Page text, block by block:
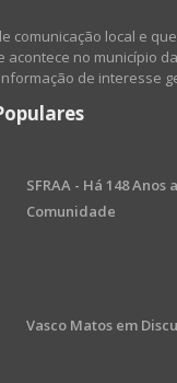
comunicação local e
acontece no município
de interesse
SFRAA - Há 148
Comunidade
Vasco Matos em